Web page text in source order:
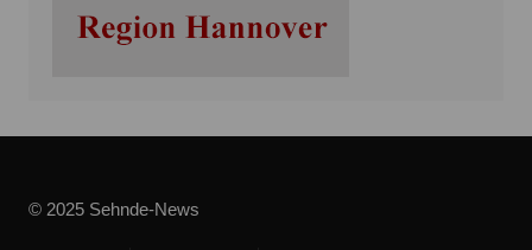
© 2025 Sehnde-News